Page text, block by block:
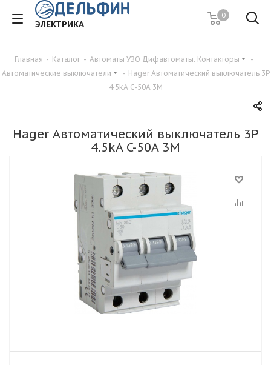
ЭЛЕКТРИКА
0
Главная - Каталог - Автоматы УЗО Дифавтоматы. Контакторы
-
Автоматические выключатели
- Hager Автоматический выключатель 3P
4.5kA C-50A 3M
Hager Автоматический выключатель 3P
4.5kA C-50A 3M